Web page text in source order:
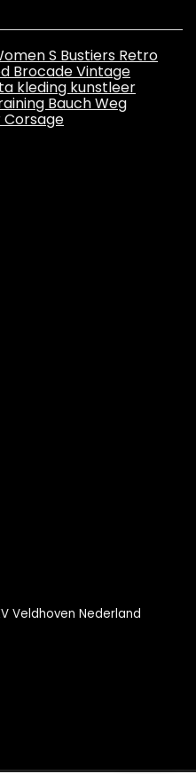
S Bustiers Retro
Brocade Vintage
kleding kunstleer
Bauch Weg
Corsage
Veldhoven Nederland